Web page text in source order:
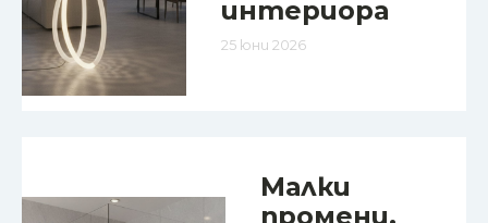
интериора
25 юни 2026
Малки
промени,